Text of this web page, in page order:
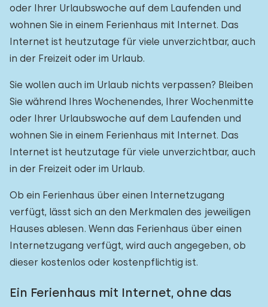
oder Ihrer Urlaubswoche auf dem Laufenden und
wohnen Sie in einem Ferienhaus mit Internet. Das
Internet ist heutzutage für viele unverzichtbar, auch
in der Freizeit oder im Urlaub.
Sie wollen auch im Urlaub nichts verpassen? Bleiben
Sie während Ihres Wochenendes, Ihrer Wochenmitte
oder Ihrer Urlaubswoche auf dem Laufenden und
wohnen Sie in einem Ferienhaus mit Internet. Das
Internet ist heutzutage für viele unverzichtbar, auch
in der Freizeit oder im Urlaub.
Ob ein Ferienhaus über einen Internetzugang
verfügt, lässt sich an den Merkmalen des jeweiligen
Hauses ablesen. Wenn das Ferienhaus über einen
Internetzugang verfügt, wird auch angegeben, ob
dieser kostenlos oder kostenpflichtig ist.
Ein Ferienhaus mit Internet, ohne das